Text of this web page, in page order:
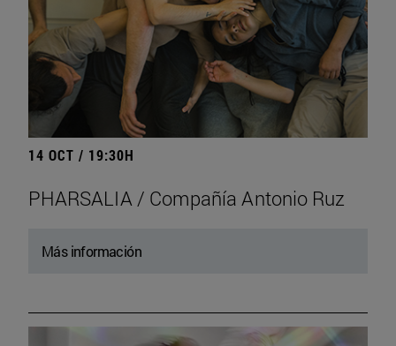
14 OCT / 19:30H
PHARSALIA / Compañía Antonio Ruz
Más información